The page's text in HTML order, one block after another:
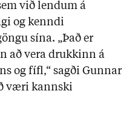
við lendum á
og kenndi
sína. „Það er
að vera drukkinn á
og fífl,“ sagði Gunnar
væri kannski